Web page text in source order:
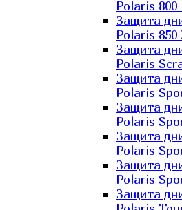
Polaris
Защита
Polaris 850
Защита
Polaris
Защита
Polaris
Защита
Polaris
Защита
Polaris
Защита
Polaris
Защита